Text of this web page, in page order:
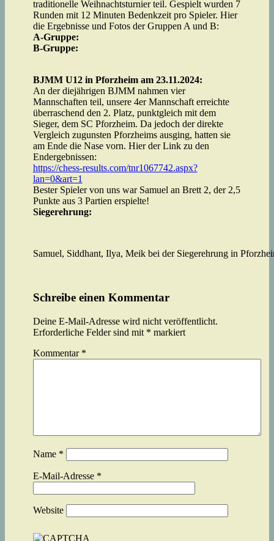
traditionelle Weihnachtsturnier teil. Gespielt wurden 7
Runden mit 12 Minuten Bedenkzeit pro Spieler. Hier
die Ergebnisse und Fotos der Gruppen A und B:
A-Gruppe:
B-Gruppe:
BJMM U12 in Pforzheim am 23.11.2024:
An der diejährigen BJMM nahmen vier
Mannschaften teil, unsere 4er Mannschaft erreichte
überraschend den 2. Platz, punktgleich mit dem
Sieger, dem SC Pforzheim. Da jedoch der direkte
Vergleich zugunsten Pforzheims ausging, hatten sie
am Ende die Nase vorn. Hier der Link zu den
Endergebnissen:
https://chess-results.com/tnr1067742.aspx?
lan=0&art=1
Bester Spieler von uns war Samuel an Brett 2, der 2,5
Punkte aus 3 Partien erspielte!
Siegerehrung:
Samuel, Siddhant, Ilya, Meik bei der Siegerehrung in
Schreibe einen Kommentar
Deine E-Mail-Adresse wird nicht veröffentlicht.
Erforderliche Felder sind mit * markiert
Kommentar *
Name *
E-Mail-Adresse *
Website